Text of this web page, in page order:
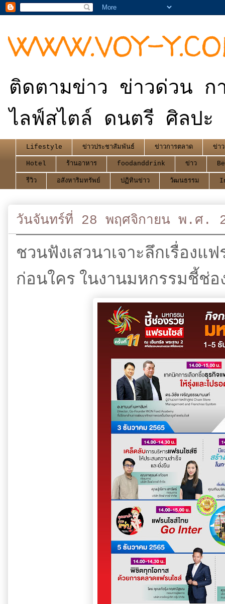
WWW.VOY-
ติดตามข่าว ข่าวด่วน ก
ไลฟ์สไตล์ ดนตรี ศิลปะ
Lifestyle ข่าวประชาสัมพันธ์ ข่าวการตลาด ข่า
Hotel ร้านอาหาร foodanddrink ข่าว
รีวิว อสังหาริมทรัพย์ ปฏิทินข่าว วัฒนธรรม
วันจันทร์ที่ 28 พฤศจิกายน พ.ศ.
ชวนฟังเสวนาเจาะลึกเรื่องแ
ก่อนใคร ในงานมหกรรมชี้ช่อ